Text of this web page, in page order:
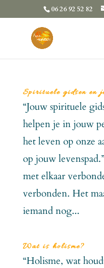
06 26 92 52 82
Spirituele gidsen en
“Jouw spirituele
helpen je in jouw
het leven op onze
op jouw
met elkaar
verbonden. Het
iemand nog...
Wat is holisme?
“Holisme, wat